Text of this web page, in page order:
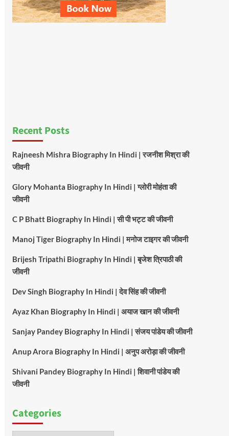
Recent Posts
Rajneesh Mishra Biography In Hindi | रजनीश मिश्रा की
जीवनी
Glory Mohanta Biography In Hindi | ग्लोरी मोहंता की
जीवनी
C P Bhatt Biography In Hindi | सी पी भट्ट की जीवनी
Manoj Tiger Biography In Hindi | मनोज टाइगर की जीवनी
Brijesh Tripathi Biography In Hindi | बृजेश त्रिपाठी की
जीवनी
Dev Singh Biography In Hindi | देव सिंह की जीवनी
Ayaz Khan Biography In Hindi | अयाज खान की जीवनी
Sanjay Pandey Biography In Hindi | संजय पांडेय की जीवनी
Anup Arora Biography In Hindi | अनुप अरोड़ा की जीवनी
Shivani Pandey Biography In Hindi | शिवानी पांडेय की
जीवनी
Categories